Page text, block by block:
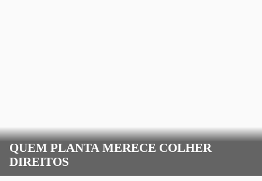
QUEM PLANTA MERECE COLHER
DIREITOS